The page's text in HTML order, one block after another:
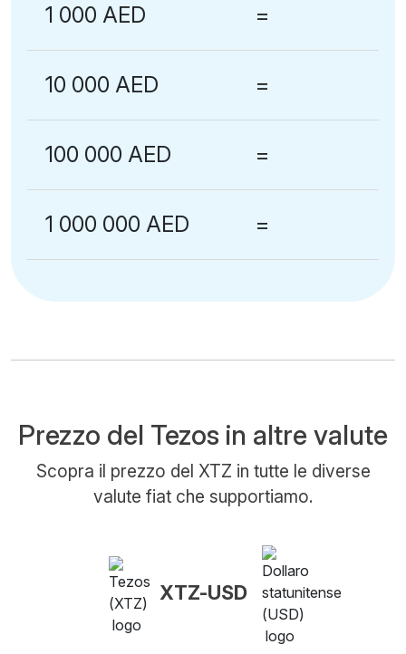
1 000 AED =
10 000 AED =
100 000 AED =
1 000 000 AED =
Prezzo del Tezos in altre valute
Scopra il prezzo del XTZ in tutte le diverse
valute fiat che supportiamo.
XTZ-USD